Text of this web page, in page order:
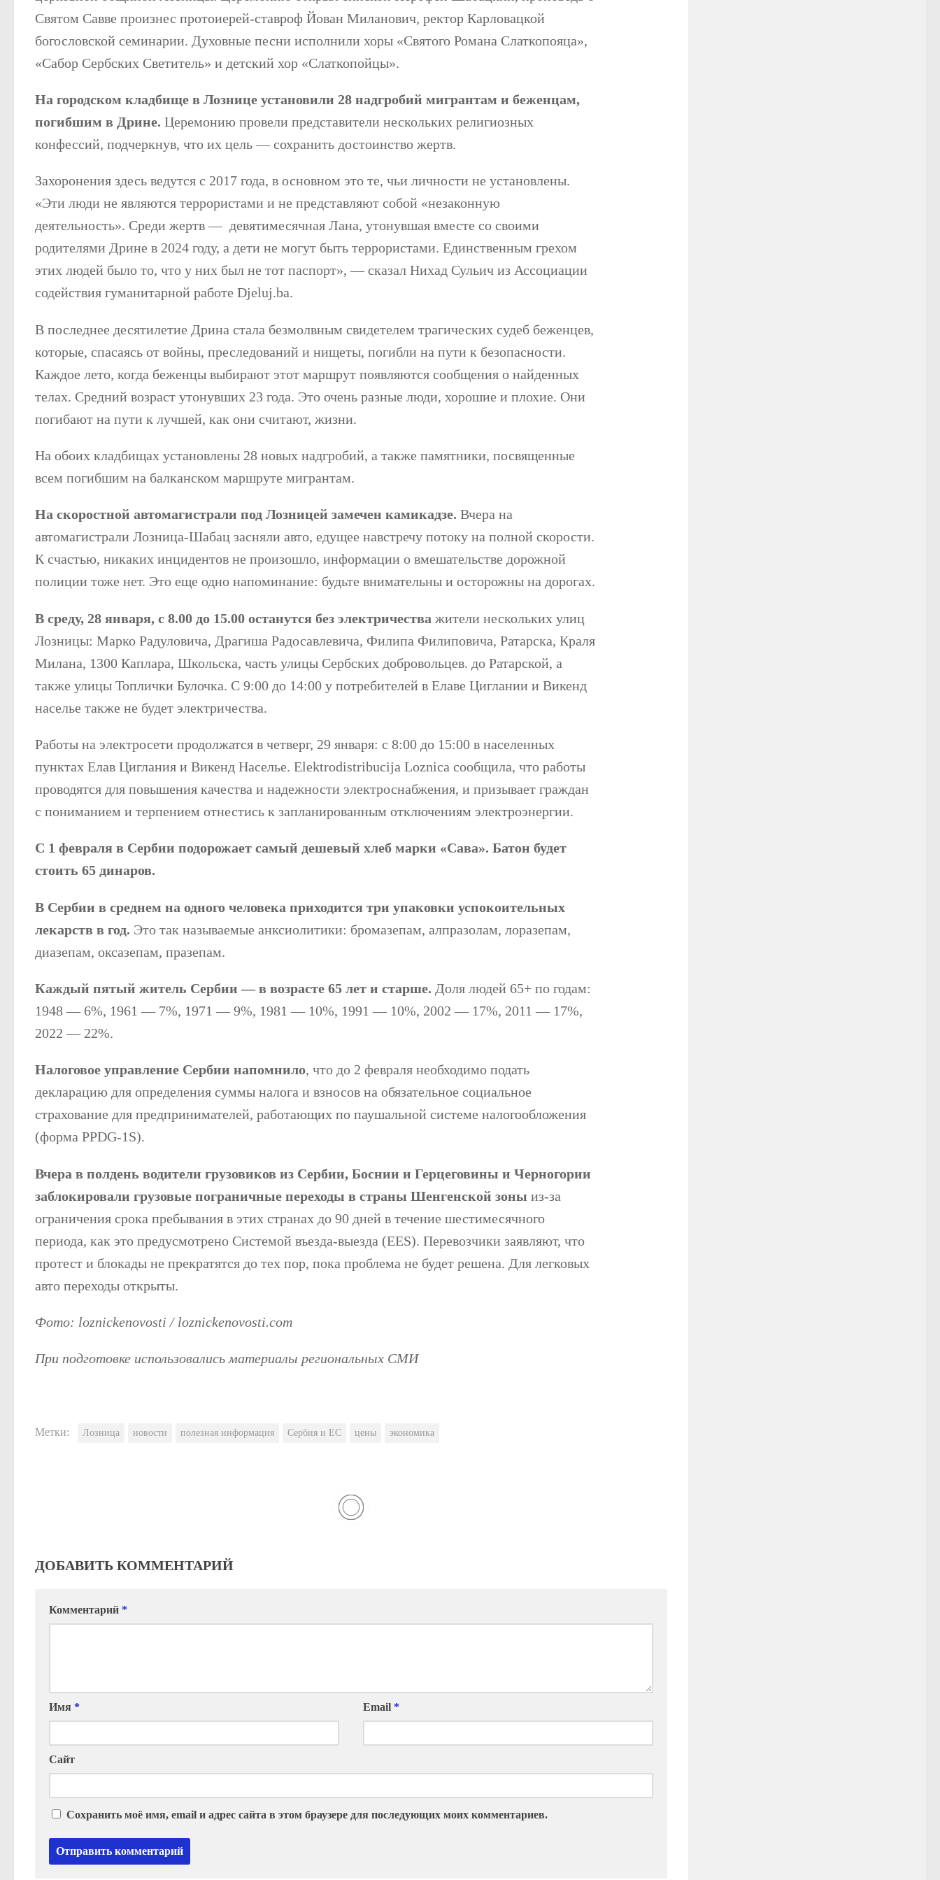
Святом Савве произнес протоиерей-ставроф Йован Миланович, ректор Карловацкой
богословской семинарии. Духовные песни исполнили хоры «Святого Романа Слаткопояца»,
«Сабор Сербских Светитель» и детский хор «Слаткопойцы».
На городском кладбище в Лознице установили 28 надгробий мигрантам и беженцам,
погибшим в Дрине. Церемонию провели представители нескольких религиозных
конфессий, подчеркнув, что их цель — сохранить достоинство жертв.
Захоронения здесь ведутся с 2017 года, в основном это те, чьи личности не установлены.
«Эти люди не являются террористами и не представляют собой «незаконную
деятельность». Среди жертв — девятимесячная Лана, утонувшая вместе со своими
родителями Дрине в 2024 году, а дети не могут быть террористами. Единственным грехом
этих людей было то, что у них был не тот паспорт», — сказал Нихад Сульич из Ассоциации
содействия гуманитарной работе Djeluj.ba.
В последнее десятилетие Дрина стала безмолвным свидетелем трагических судеб беженцев,
которые, спасаясь от войны, преследований и нищеты, погибли на пути к безопасности.
Каждое лето, когда беженцы выбирают этот маршрут появляются сообщения о найденных
телах. Средний возраст утонувших 23 года. Это очень разные люди, хорошие и плохие. Они
погибают на пути к лучшей, как они считают, жизни.
На обоих кладбищах установлены 28 новых надгробий, а также памятники, посвященные
всем погибшим на балканском маршруте мигрантам.
На скоростной автомагистрали под Лозницей замечен камикадзе. Вчера на
автомагистрали Лозница-Шабац засняли авто, едущее навстречу потоку на полной скорости.
К счастью, никаких инцидентов не произошло, информации о вмешательстве дорожной
полиции тоже нет. Это еще одно напоминание: будьте внимательны и осторожны на дорогах.
В среду, 28 января, с 8.00 до 15.00 останутся без электричества жители нескольких улиц
Лозницы: Марко Радуловича, Драгиша Радосавлевича, Филипа Филиповича, Ратарска, Краля
Милана, 1300 Каплара, Школьска, часть улицы Сербских добровольцев. до Ратарской, а
также улицы Топлички Булочка. С 9:00 до 14:00 у потребителей в Елаве Циглании и Викенд
населье также не будет электричества.
Работы на электросети продолжатся в четверг, 29 января: с 8:00 до 15:00 в населенных
пунктах Елав Циглания и Викенд Населье. Elektrodistribucija Loznica сообщила, что работы
проводятся для повышения качества и надежности электроснабжения, и призывает граждан
с пониманием и терпением отнестись к запланированным отключениям электроэнергии.
С 1 февраля в Сербии подорожает самый дешевый хлеб марки «Сава». Батон будет
стоить 65 динаров.
В Сербии в среднем на одного человека приходится три упаковки успокоительных
лекарств в год. Это так называемые анксиолитики: бромазепам, алпразолам, лоразепам,
диазепам, оксазепам, празепам.
Каждый пятый житель Сербии — в возрасте 65 лет и старше. Доля людей 65+ по годам:
1948 — 6%, 1961 — 7%, 1971 — 9%, 1981 — 10%, 1991 — 10%, 2002 — 17%, 2011 — 17%,
2022 — 22%.
Налоговое управление Сербии напомнило, что до 2 февраля необходимо подать
декларацию для определения суммы налога и взносов на обязательное социальное
страхование для предпринимателей, работающих по паушальной системе налогообложения
(форма PPDG-1S).
Вчера в полдень водители грузовиков из Сербии, Боснии и Герцеговины и Черногории
заблокировали грузовые пограничные переходы в страны Шенгенской зоны из-за
ограничения срока пребывания в этих странах до 90 дней в течение шестимесячного
периода, как это предусмотрено Системой въезда-выезда (EES). Перевозчики заявляют, что
протест и блокады не прекратятся до тех пор, пока проблема не будет решена. Для легковых
авто переходы открыты.
Фото: loznickenovosti / loznickenovosti.com
При подготовке использовались материалы региональных СМИ
Метки: Лозница новости полезная информация Сербия и ЕС цены экономика
ДОБАВИТЬ КОММЕНТАРИЙ
Комментарий *
Имя * Email *
Сайт
Сохранить моё имя, email и адрес сайта в этом браузере для последующих моих комментариев.